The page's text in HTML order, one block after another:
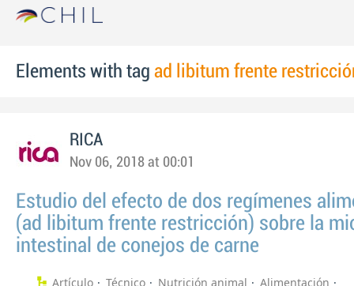
Elements with tag ad libitum frente
RICA
Nov 06, 2018 at 00:01
Estudio del efecto de dos regímenes
(ad libitum frente restricción) sobre la
intestinal de conejos de carne
Artículo Técnico Nutrición animal
Alimentación